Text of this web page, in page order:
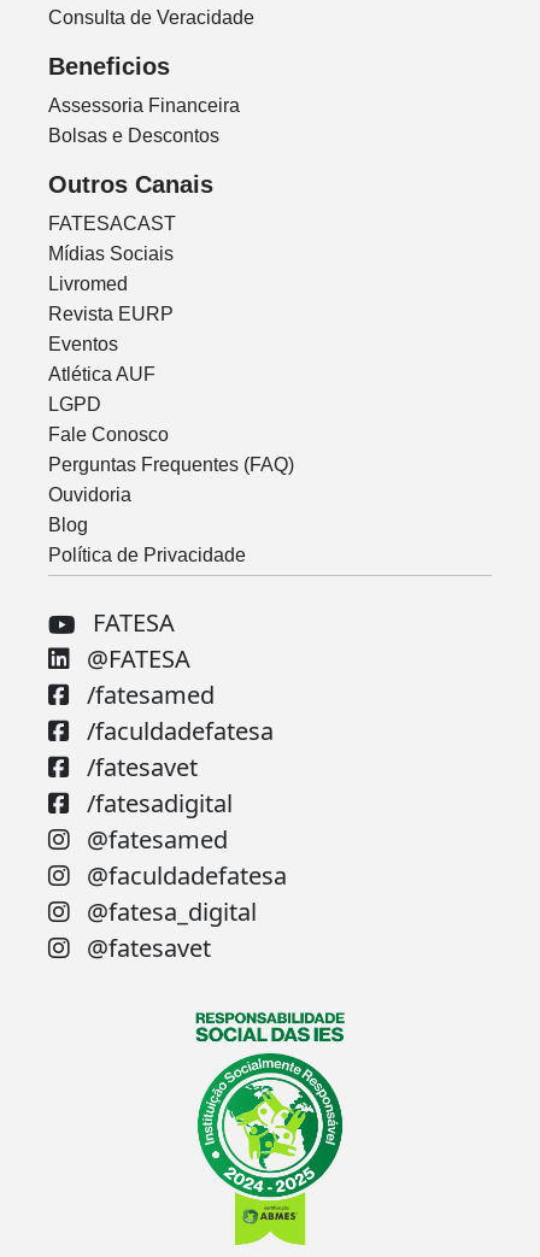
Consulta de Veracidade
Beneficios
Assessoria Financeira
Bolsas e Descontos
Outros Canais
FATESACAST
Mídias Sociais
Livromed
Revista EURP
Eventos
Atlética AUF
LGPD
Fale Conosco
Perguntas Frequentes (FAQ)
Ouvidoria
Blog
Política de Privacidade
FATESA
@FATESA
/fatesamed
/faculdadefatesa
/fatesavet
/fatesadigital
@fatesamed
@faculdadefatesa
@fatesa_digital
@fatesavet